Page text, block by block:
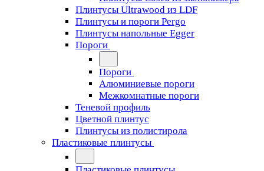
Плинтусы Ultrawood из LDF
Плинтусы и пороги Pergo
Плинтусы напольные Egger
Пороги
Пороги
Алюминиевые пороги
Межкомнатные пороги
Теневой профиль
Цветной плинтус
Плинтусы из полистирола
Пластиковые плинтусы